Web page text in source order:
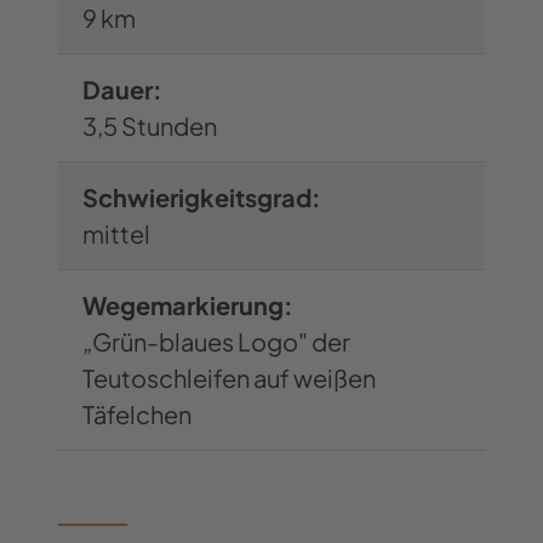
Premiumweg an und erneut kommen
wandern durch den östlichen
Abschnitt der Dörenther Klippen mit
wie dem 16 Meter hohen
Dreikaiserstuhl. Die drei Kaiser haben
patriotischem Überschwang nach
dem Dreikaiserjahr 1888 benannt. Die
vielen Felsen der bis zu 40 Meter
hohen Dörenther Klippen sollte man
weh tun.
9 km
Dauer:
3,5 Stunden
Schwierigkeitsgrad:
mittel
Wegemarkierung:
„Grün-blaues Logo" der
Teutoschleifen auf weißen
Täfelchen